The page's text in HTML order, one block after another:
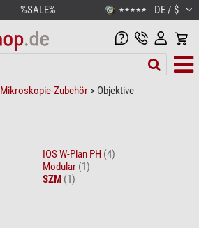
%SALE% ★★★★★ DE / $
Mikroskopie-Zubehör > Objektive
IOS W-Plan PH (4)
Modular (1)
SZM (1)